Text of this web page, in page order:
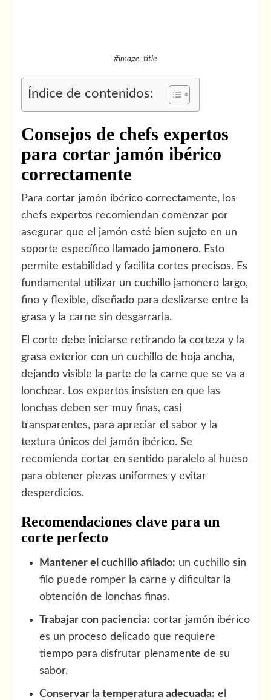
#image_title
Índice de contenidos:
Consejos de chefs expertos
para cortar jamón ibérico
correctamente
Para cortar jamón ibérico correctamente, los
chefs expertos recomiendan comenzar por
asegurar que el jamón esté bien sujeto en un
soporte específico llamado jamonero. Esto
permite estabilidad y facilita cortes precisos. Es
fundamental utilizar un cuchillo jamonero largo,
fino y flexible, diseñado para deslizarse entre la
grasa y la carne sin desgarrarla.
El corte debe iniciarse retirando la corteza y la
grasa exterior con un cuchillo de hoja ancha,
dejando visible la parte de la carne que se va a
lonchear. Los expertos insisten en que las
lonchas deben ser muy finas, casi
transparentes, para apreciar el sabor y la
textura únicos del jamón ibérico. Se
recomienda cortar en sentido paralelo al hueso
para obtener piezas uniformes y evitar
desperdicios.
Recomendaciones clave para un
corte perfecto
Mantener el cuchillo afilado: un cuchillo sin
filo puede romper la carne y dificultar la
obtención de lonchas finas.
Trabajar con paciencia: cortar jamón ibérico
es un proceso delicado que requiere
tiempo para disfrutar plenamente de su
sabor.
Conservar la temperatura adecuada: el